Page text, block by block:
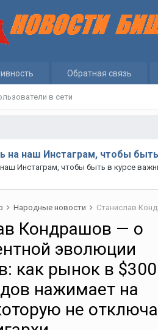
в сети
Обратная связь
на наш Инстаграм, чтобы
Инстаграм, чтобы быть в курсе
Народные новости
Кондрашов — о
эволюции
как рынок в $300
нажимает на
не